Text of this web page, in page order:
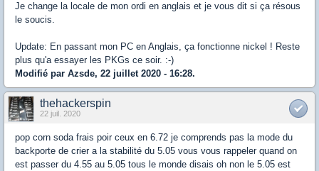
Je change la locale de mon ordi en anglais et je vous dit si ça résous
le soucis.
Update: En passant mon PC en Anglais, ça fonctionne nickel ! Reste
plus qu'a essayer les PKGs ce soir. :-)
Modifié par Azsde, 22 juillet 2020 - 16:28.
thehackerspin
22 juil. 2020
pop corn soda frais poir ceux en 6.72 je comprends pas la mode du
backporte de crier a la stabilité du 5.05 vous vous rappeler quand on
est passer du 4.55 au 5.05 tous le monde disais oh non le 5.05 est